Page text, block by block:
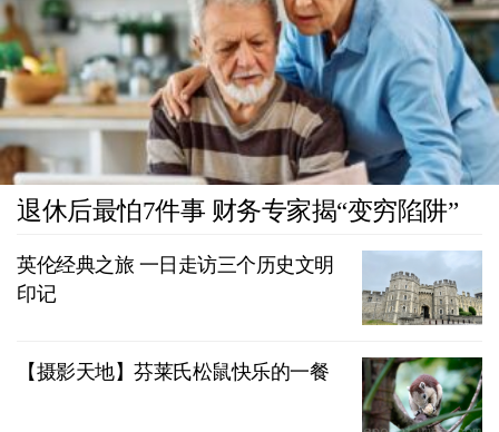
退休后最怕7件事 财务专家揭“变穷陷阱”
英伦经典之旅 一日走访三个历史文明
印记
【摄影天地】芬莱氏松鼠快乐的一餐